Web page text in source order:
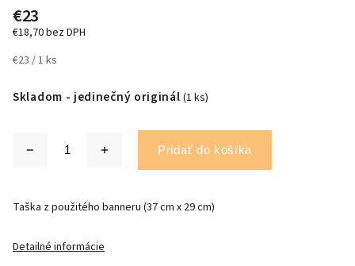
€23
€18,70 bez DPH
€23 / 1 ks
Skladom - jedinečný originál (1 ks)
Pridať do košíka
Taška z použitého banneru (37 cm x 29 cm)
Detailné informácie